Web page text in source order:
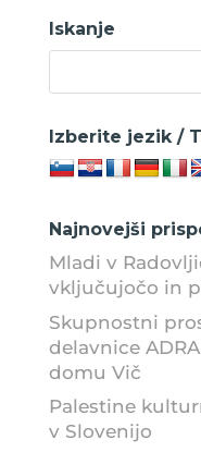
Iskanje
Izberite jezik /
Najnovejši
Mladi v
vključujočo in
Skupnostni
delavnice
domu Vič
Palestine
v Slovenijo